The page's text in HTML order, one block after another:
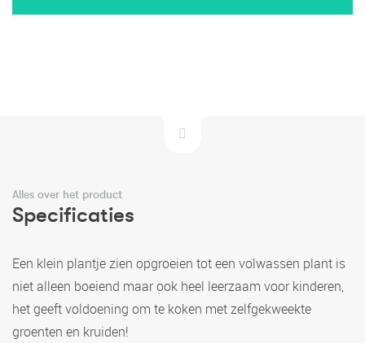
Alles over het product
Specificaties
Een klein plantje zien opgroeien tot een volwassen plant is
niet alleen boeiend maar ook heel leerzaam voor kinderen,
het geeft voldoening om te koken met zelfgekweekte
groenten en kruiden!